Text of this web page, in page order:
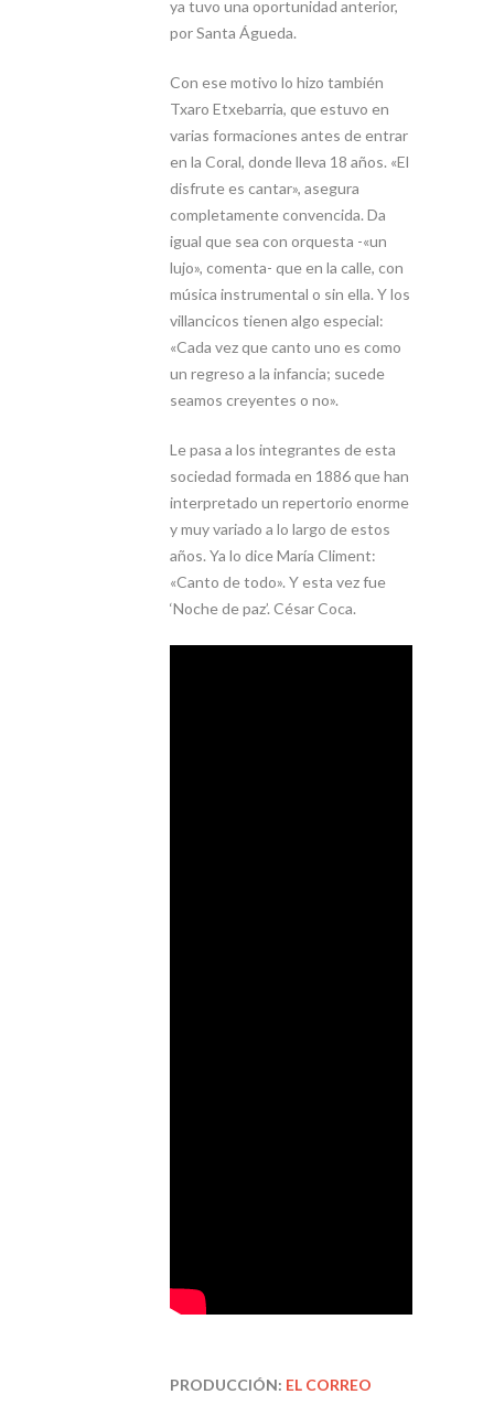
ya tuvo una oportunidad anterior,
por Santa Águeda.
Con ese motivo lo hizo también
Txaro Etxebarria, que estuvo en
varias formaciones antes de entrar
en la Coral, donde lleva 18 años. «El
disfrute es cantar», asegura
completamente convencida. Da
igual que sea con orquesta -«un
lujo», comenta- que en la calle, con
música instrumental o sin ella. Y los
villancicos tienen algo especial:
«Cada vez que canto uno es como
un regreso a la infancia; sucede
seamos creyentes o no».
Le pasa a los integrantes de esta
sociedad formada en 1886 que han
interpretado un repertorio enorme
y muy variado a lo largo de estos
años. Ya lo dice María Climent:
«Canto de todo». Y esta vez fue
‘Noche de paz’. César Coca.
PRODUCCIÓN: EL CORREO